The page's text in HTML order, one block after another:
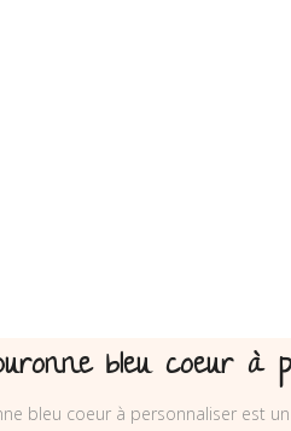
bleu coeur à
bleu coeur à personnaliser est